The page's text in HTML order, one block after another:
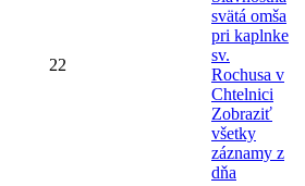
22
svätá omša
pri kaplnke
sv.
Rochusa v
Chtelnici
Zobraziť
všetky
záznamy z
dňa